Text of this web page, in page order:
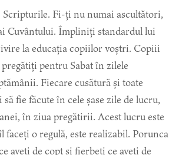
Fi-ți nu numai ascultători,
Cuvântului. Împliniți standardul lui
la educația copiilor voștri. Copiii
pregătiți pentru Sabat în zilele
Fiecare cusătură și toate
fie făcute în cele șase zile de lucru,
în ziua pregătirii. Acest lucru este
faceți o regulă, este realizabil. Porunca
aveți de copt și fierbeți ce aveți de